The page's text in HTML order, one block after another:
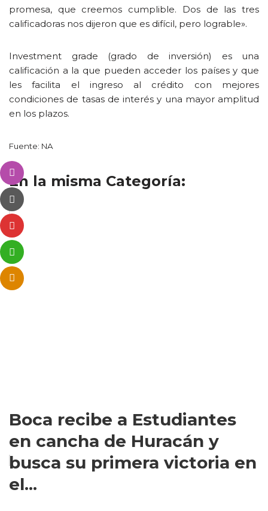
promesa, que creemos cumplible. Dos de las tres
calificadoras nos dijeron que es difícil, pero lograble».
Investment grade (grado de inversión) es una
calificación a la que pueden acceder los países y que
les facilita el ingreso al crédito con mejores
condiciones de tasas de interés y una mayor amplitud
en los plazos.
Fuente: NA
En la misma Categoría:
Boca recibe a Estudiantes
en cancha de Huracán y
busca su primera victoria en
el...